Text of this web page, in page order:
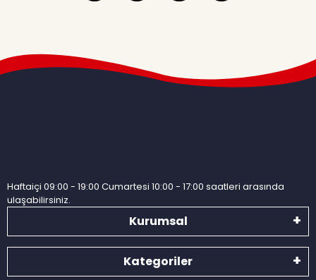
Haftaiçi 09:00 - 19:00 Cumartesi 10:00 - 17:00 saatleri arasında
ulaşabilirsiniz.
Kurumsal
Kategoriler